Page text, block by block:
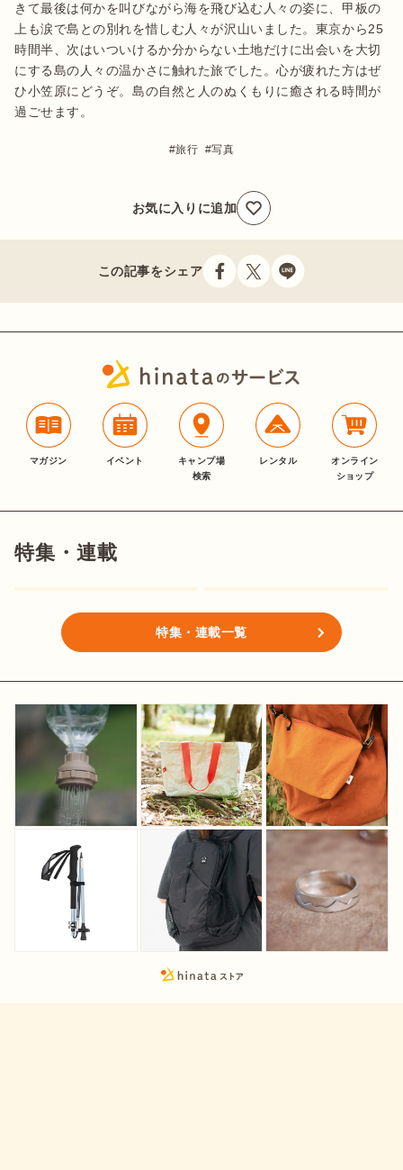
きて最後は何かを叫びながら海を飛び込む人々の姿に、甲板の
上も涙で島との別れを惜しむ人々が沢山いました。東京から25
時間半、次はいついけるか分からない土地だけに出会いを大切
にする島の人々の温かさに触れた旅でした。心が疲れた方はぜ
ひ小笠原にどうぞ。島の自然と人のぬくもりに癒される時間が
過ごせます。
旅行 写真
お気に入りに追加
この記事をシェア
マガジン イベント
キャンプ場
検索
レンタル
オンライン
ショップ
特集・連載
特集・連載一覧